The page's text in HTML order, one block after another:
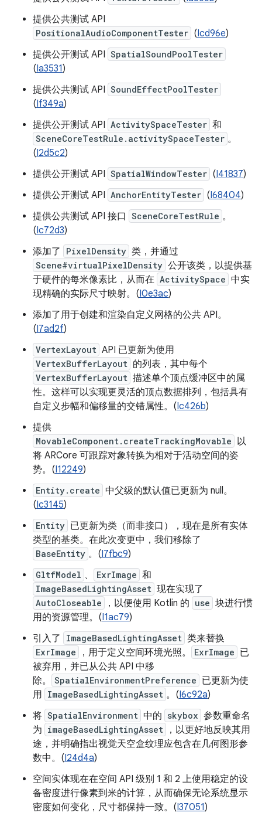
提供公共测试 API
PositionalAudioComponentTester (Icd96e)
提供公开测试 API SpatialSoundPoolTester
(Ia3531)
提供公共测试 API SoundEffectPoolTester
(If349a)
提供公开测试 API ActivitySpaceTester 和
SceneCoreTestRule.activitySpaceTester 。
(I2d5c2)
提供公开测试 API SpatialWindowTester (I41837)
提供公开测试 API AnchorEntityTester (I68404)
提供公共测试 API 接口 SceneCoreTestRule 。
(Ic72d3)
添加了
PixelDensity 类，并通过
Scene#virtualPixelDensity 公开该类，以提供基
于硬件的每米像素比，从而在 ActivitySpace 中实
现精确的实际尺寸映射。(I0e3ac)
添加了用于创建和渲染自定义网格的公共 API。
(I7ad2f)
VertexLayout API 已更新为使用
VertexBufferLayout 的列表，其中每个
VertexBufferLayout 描述单个顶点缓冲区中的属
性。这样可以实现更灵活的顶点数据排列，包括具有
自定义步幅和偏移量的交错属性。(Ic426b)
提供
MovableComponent.createTrackingMovable 以
将 ARCore 可跟踪对象转换为相对于活动空间的姿
势。(I12249)
Entity.create 中父级的默认值已更新为 null。
(Ic3145)
Entity 已更新为类（而非接口），现在是所有实体
类型的基类。在此次变更中，我们移除了
BaseEntity 。(I7fbc9)
GltfModel 、 ExrImage 和
ImageBasedLightingAsset 现在实现了
AutoCloseable ，以便使用 Kotlin 的 use 块进行惯
用的资源管理。(I1ac79)
引入了
ImageBasedLightingAsset 类来替换
ExrImage ，用于定义空间环境光照。 ExrImage 已
被弃用，并已从公共 API 中移
除。
SpatialEnvironmentPreference 已更新为使
用 ImageBasedLightingAsset 。(I6c92a)
将 SpatialEnvironment 中的 skybox 参数重命名
为 imageBasedLightingAsset
，以更好地反映其用
途，并明确指出视觉天空盒纹理应包含在几何图形参
数中。(I24d4a)
空间实体现在在空间 API 级别 1 和 2 上使用稳定的设
备密度进行像素到米的计算，从而确保无论系统显示
密度如何变化，尺寸都保持一致。(I37051)